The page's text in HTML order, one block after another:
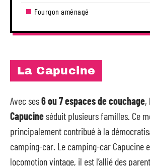
Fourgon aménagé
La Capucine
Avec ses6 ou 7 espaces de couchage,
Capucineséduit plusieurs familles. Ce
principalement contribué à la
camping-car. Le camping-car Capucine
locomotion vintage, il est l’allié des